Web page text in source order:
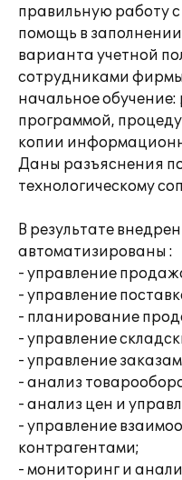
правильную работу
помощь в
варианта учетной
сотрудниками
начальное
программой,
копии
Даны разъяснения
технологическому
В результате
автоматизированы :
- управление
- управление
- планирование
- управление
- управление
- анализ
- анализ цен и
- управление
контрагентами;
- мониторинг и